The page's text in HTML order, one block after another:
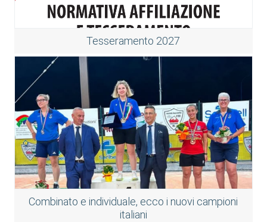
Tesseramento 2027
Combinato e individuale, ecco i nuovi campioni
italiani